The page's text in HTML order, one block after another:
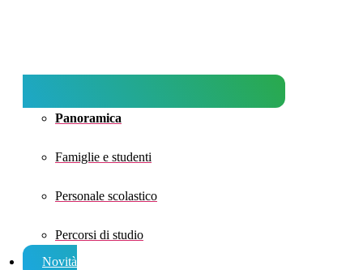
Panoramica
Famiglie e studenti
Personale scolastico
Percorsi di studio
Novità